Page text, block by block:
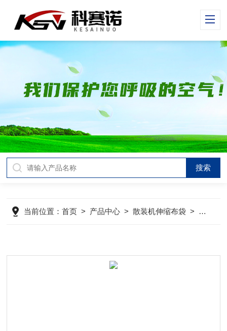
当前位置：首页 > 产品中心 >散装机伸缩布袋 > 干灰散